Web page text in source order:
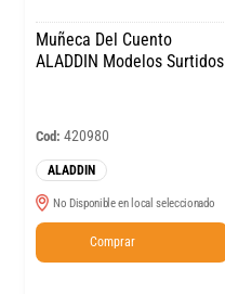
Muñeca Del Cuento
ALADDIN Modelos Surtidos
Cod: 420980
ALADDIN
No Disponible en local seleccionado
Comprar